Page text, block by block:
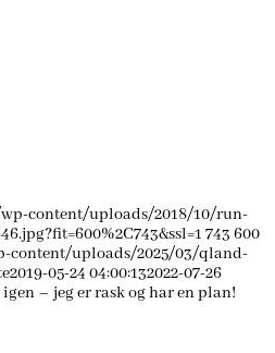
content/uploads/2018/10/run-
743 600
content/uploads/2025/03/qland-
2019-05-24 04:00:132022-07-26
– jeg er rask og har en plan!